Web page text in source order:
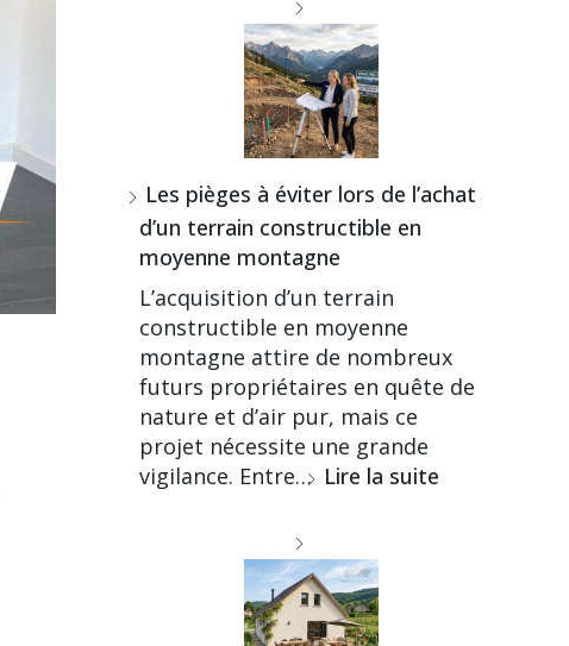
Les pièges à éviter lors de l’achat
d’un terrain constructible en
moyenne montagne
L’acquisition d’un terrain
constructible en moyenne
montagne attire de nombreux
futurs propriétaires en quête de
nature et d’air pur, mais ce
projet nécessite une grande
vigilance. Entre… Lire la suite